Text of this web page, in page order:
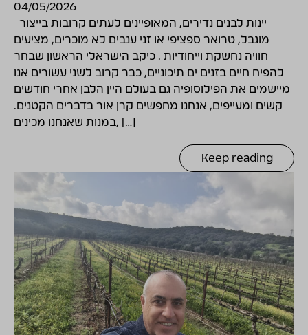
04/05/2026
מוגבל, טרואר ספציפי או זני ענבים לא מוכרים, מציעים
חוויה נחשקת וייחודיות . כיקב הישראלי הראשון שבחר
להפיח חיים בזנים ים תיכוניים, כבר קרוב לשני עשורים אנו
מיישמים את הפילוסופיה גם בעולם היין הלבן אחרי חודשים
קשים ומעייפים, אנחנו מחפשים קרן אור בדברים הקטנים.
במנות שאנחנו מכינים, […]
Keep reading